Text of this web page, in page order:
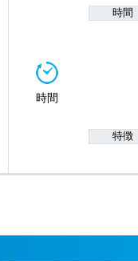
時間
時間
特徴